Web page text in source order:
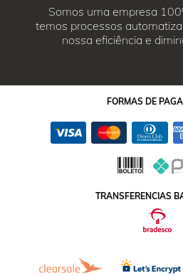
Somos uma empresa
temos processos
nossa eficiência e
FORMAS DE
TRANSFERENCIAS